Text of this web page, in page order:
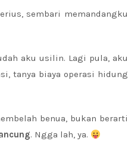
sembari memandangku
aku usilin. Lagi pula, aku
tanya biaya operasi hidung
benua, bukan berarti
. Ngga lah, ya.